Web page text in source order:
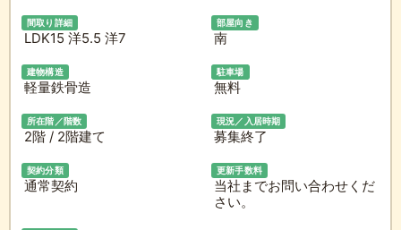
間取り詳細
LDK15 洋5.5 洋7
部屋向き
南
建物構造
軽量鉄骨造
駐車場
無料
所在階／階数
2階 / 2階建て
現況／入居時期
募集終了
契約分類
通常契約
更新手数料
当社までお問い合わせくだ
さい。